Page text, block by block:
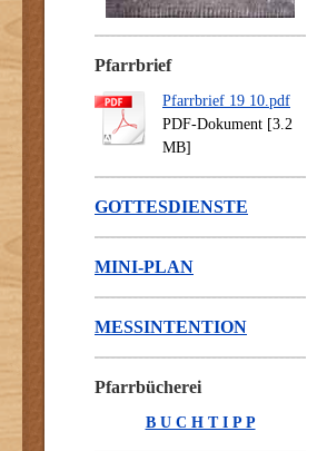
Pfarrbrief
Pfarrbrief 19 10.pdf
PDF-Dokument [3.2
MB]
GOTTESDIENSTE
MINI-PLAN
MESSINTENTION
Pfarrbücherei
B U C H T I P P